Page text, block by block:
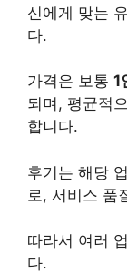
신에게 맞는
다.
가격은 보통 1
되며, 평균적
합니다.
후기는 해당
로, 서비스 품
따라서 여러
다.